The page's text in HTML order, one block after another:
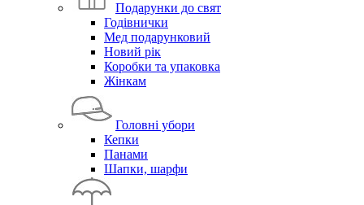
Подарунки до свят
Годівнички
Мед подарунковий
Новий рік
Коробки та упаковка
Жінкам
Головні убори
Кепки
Панами
Шапки, шарфи